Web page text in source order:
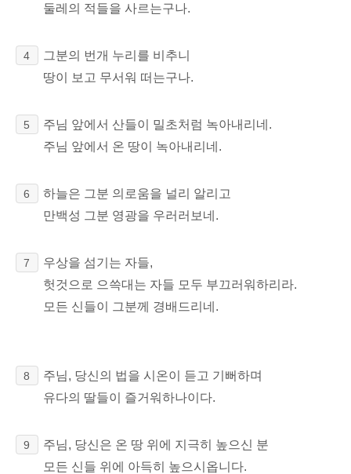
둘레의 적들을 사르는구나.
4
그분의 번개 누리를 비추니
땅이 보고 무서워 떠는구나.
5
주님 앞에서 산들이 밀초처럼 녹아내리네.
주님 앞에서 온 땅이 녹아내리네.
6
하늘은 그분 의로움을 널리 알리고
만백성 그분 영광을 우러러보네.
7
우상을 섬기는 자들,
헛것으로 으쓱대는 자들 모두 부끄러워하리라.
모든 신들이 그분께 경배드리네.
8
주님, 당신의 법을 시온이 듣고 기뻐하며
유다의 딸들이 즐거워하나이다.
9
주님, 당신은 온 땅 위에 지극히 높으신 분
모든 신들 위에 아득히 높으시옵니다.